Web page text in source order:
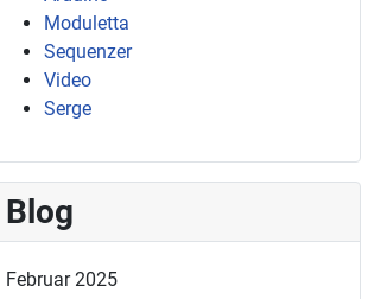
Moduletta
Sequenzer
Video
Serge
Blog
Februar 2025